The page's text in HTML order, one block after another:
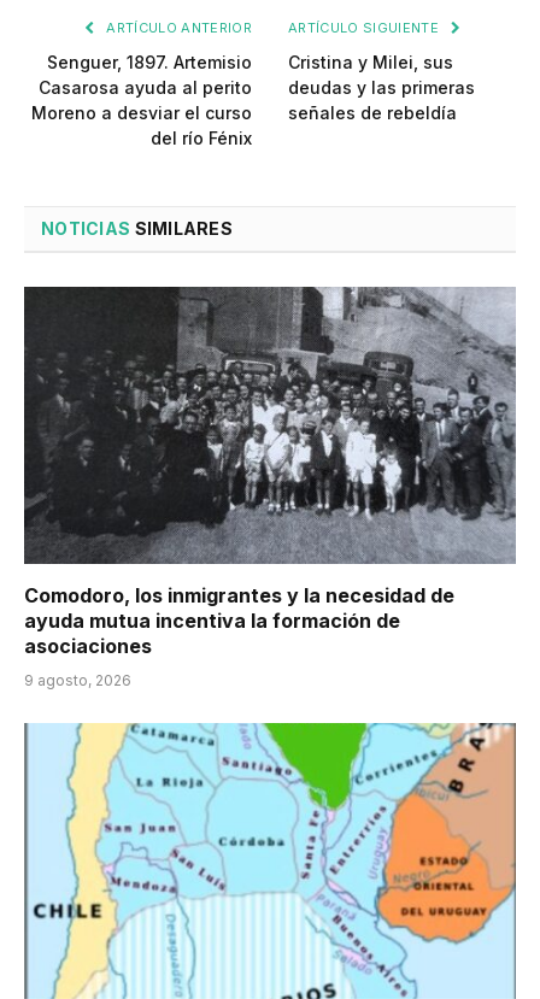
ARTÍCULO ANTERIOR
Senguer, 1897. Artemisio
Casarosa ayuda al perito
Moreno a desviar el curso
del río Fénix
ARTÍCULO SIGUIENTE
Cristina y Milei, sus
deudas y las primeras
señales de rebeldía
NOTICIAS SIMILARES
Comodoro, los inmigrantes y la necesidad de
ayuda mutua incentiva la formación de
asociaciones
9 agosto, 2026